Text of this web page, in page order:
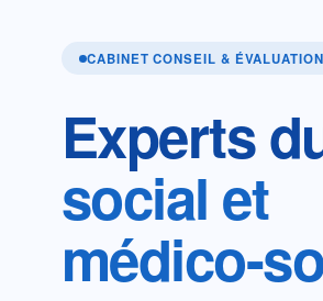
CABINET CONSEIL &
Experts
social et
médico-